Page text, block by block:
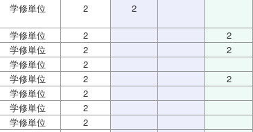
学修単位 2 2
学修単位 2
2
学修単位 2
2
学修単位
2
学修単位 2
2
学修単位
2
学修単位
2
学修単位
2